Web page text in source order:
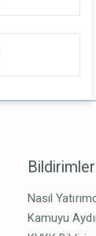
Bildirimler
Nasıl
Kamuyu